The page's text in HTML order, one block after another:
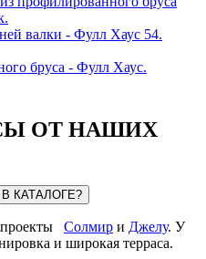
ОТ НАШИХ
КАТАЛОГЕ?
Солмир и Джелу. У
и широкая терраса.